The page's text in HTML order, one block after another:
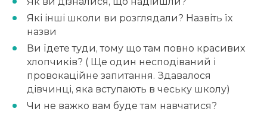
Які інші школи ви розглядали? Назвіть їх
назви
Ви їдете туди, тому що там повно красивих
хлопчиків? ( Ще один несподіваний і
провокаційне запитання. Здавалося
дівчинці, яка вступають в чеську школу)
Чи не важко вам буде там навчатися?